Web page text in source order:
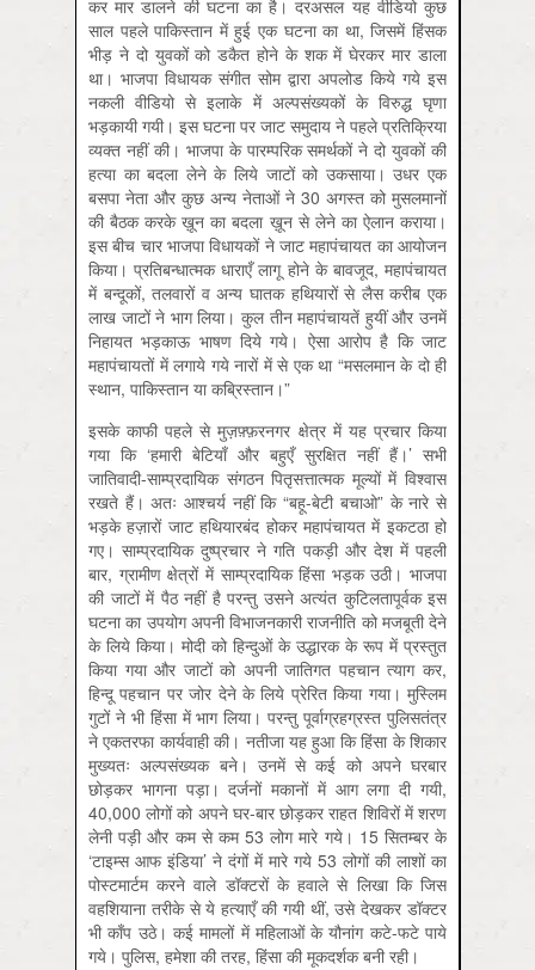
कर मार डालने की घटना का है। दरअसल यह वीडियो कुछ
साल पहले पाकिस्तान में हुई एक घटना का था, जिसमें हिंसक
भीड़ ने दो युवकों को डकैत होने के शक में घेरकर मार डाला
था। भाजपा विधायक संगीत सोम द्वारा अपलोड किये गये इस
नकली वीडियो से इलाके में अल्पसंख्यकों के विरुद्ध घृणा
भड़कायी गयी। इस घटना पर जाट समुदाय ने पहले प्रतिक्रिया
व्यक्त नहीं की। भाजपा के पारम्‍परिक समर्थकों ने दो युवकों की
हत्या का बदला लेने के लिये जाटों को उकसाया। उधर एक
बसपा नेता और कुछ अन्य नेताओं ने 30 अगस्त को मुसलमानों
की बैठक करके ख़ून का बदला ख़ून से लेने का ऐलान कराया।
इस बीच चार भाजपा विधायकों ने जाट महापंचायत का आयोजन
किया। प्रतिबन्धात्मक धाराएँ लागू होने के बावजूद, महापंचायत
में बन्दूकों, तलवारों व अन्य घातक हथियारों से लैस करीब एक
लाख जाटों ने भाग लिया। कुल तीन महापंचायतें हुयीं और उनमें
निहायत भड़काऊ भाषण दिये गये। ऐसा आरोप है कि जाट
महापंचायतों में लगाये गये नारों में से एक था “मसलमान के दो ही
स्थान, पाकिस्तान या कब्रिस्तान।”
इसके काफी पहले से मुज़फ़्फ़रनगर क्षेत्र में यह प्रचार किया
गया कि ‘हमारी बेटियाँ और बहुएँ सुरक्षित नहीं हैं।’ सभी
जातिवादी-साम्प्रदायिक संगठन पितृसत्तात्मक मूल्यों में विश्वास
रखते हैं। अतः आश्चर्य नहीं कि “बहू-बेटी बचाओ” के नारे से
भड़के हज़ारों जाट हथियारबंद होकर महापंचायत में इकटठा हो
गए। साम्प्रदायिक दुष्प्रचार ने गति पकड़ी और देश में पहली
बार, ग्रामीण क्षेत्रों में साम्प्रदायिक हिंसा भड़क उठी। भाजपा
की जाटों में पैठ नहीं है परन्तु उसने अत्यंत कुटिलतापूर्वक इस
घटना का उपयोग अपनी विभाजनकारी राजनीति को मजबूती देने
के लिये किया। मोदी को हिन्दुओं के उद्धारक के रूप में प्रस्तुत
किया गया और जाटों को अपनी जातिगत पहचान त्याग कर,
हिन्दू पहचान पर जोर देने के लिये प्रेरित किया गया। मुस्लिम
गुटों ने भी हिंसा में भाग लिया। परन्तु पूर्वाग्रहग्रस्त पुलिसतंत्र
ने एकतरफा कार्यवाही की। नतीजा यह हुआ कि हिंसा के शिकार
मुख्यतः अल्पसंख्यक बने। उनमें से कई को अपने घरबार
छोड़कर भागना पड़ा। दर्जनों मकानों में आग लगा दी गयी,
40,000 लोगों को अपने घर-बार छोड़कर राहत शिविरों में शरण
लेनी पड़ी और कम से कम 53 लोग मारे गये। 15 सितम्बर के
‘टाइम्स आफ इंडिया’ ने दंगों में मारे गये 53 लोगों की लाशों का
पोस्टमार्टम करने वाले डॉक्टरों के हवाले से लिखा कि जिस
वहशियाना तरीके से ये हत्याएँ की गयी थीं, उसे देखकर डॉक्टर
भी काँप उठे। कई मामलों में महिलाओं के यौनांग कटे-फटे पाये
गये। पुलिस, हमेशा की तरह, हिंसा की मूकदर्शक बनी रही।